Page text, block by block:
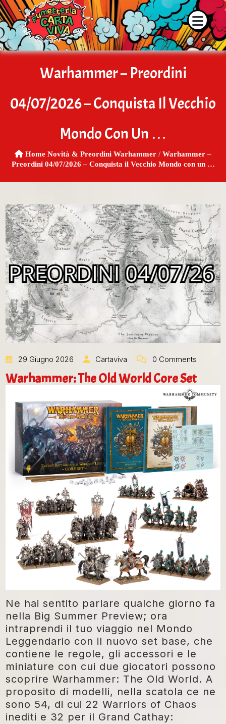
la disponibilità dei prodotti contattaci su WhatsApp o tramite
Warhammer – Preordini
04/07/2026 – Conquista Il Vecchio
Mondo Con Un …
Home Novità & Preordini Warhammer / Warhammer –
Preordini 04/07/2026 – Conquista il Vecchio Mondo con un …
29 Giugno 2026 Cartaviva 0 Comments
Warhammer: The Old World Core Set
Ne hai sentito parlare qualche giorno fa
nella Big Summer Preview; ora
intraprendi il tuo viaggio nel Mondo
Leggendario con il nuovo set base, che
contiene le regole, gli accessori e le
miniature con cui due giocatori possono
scoprire Warhammer: The Old World. A
proposito di modelli, nella scatola ce ne
sono 54, di cui 22 Warriors of Chaos
inediti e 32 per il Grand Cathay: